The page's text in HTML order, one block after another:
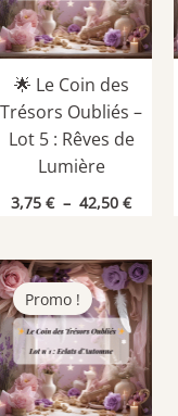
🌟 Le Coin des
Trésors Oubliés –
Lot 5 : Rêves de
Lumière
3,75 € – 42,50 €Plage
3,75 €
à
42,50 €
Promo !